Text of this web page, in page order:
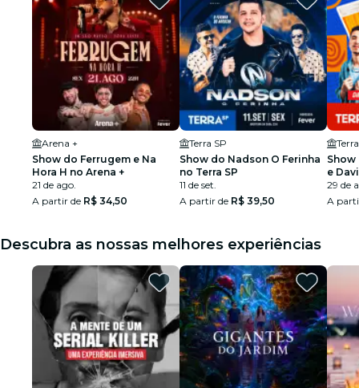
Arena +
Show do Ferrugem e Na
Hora H no Arena +
21 de ago.
A partir de R$ 34,50
Terra SP
Show do Nadson O Ferinha
no Terra SP
11 de set.
A partir de R$ 39,50
Show
e
SP
29 de
A
Descubra as nossas melhores experiências